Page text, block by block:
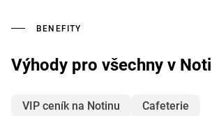
BENEFITY
Výhody pro všechny v
VIP ceník na Notinu
Cafeterie